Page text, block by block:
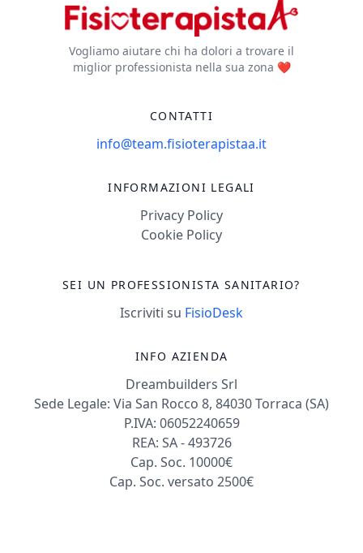
Vogliamo aiutare chi ha dolori a trovare il
miglior professionista nella sua zona ❤️
CONTATTI
info@team.fisioterapistaa.it
INFORMAZIONI LEGALI
Privacy Policy
Cookie Policy
SEI UN PROFESSIONISTA SANITARIO?
Iscriviti su FisioDesk
INFO AZIENDA
Dreambuilders Srl
Sede Legale: Via San Rocco 8, 84030 Torraca (SA)
P.IVA: 06052240659
REA: SA - 493726
Cap. Soc. 10000€
Cap. Soc. versato 2500€